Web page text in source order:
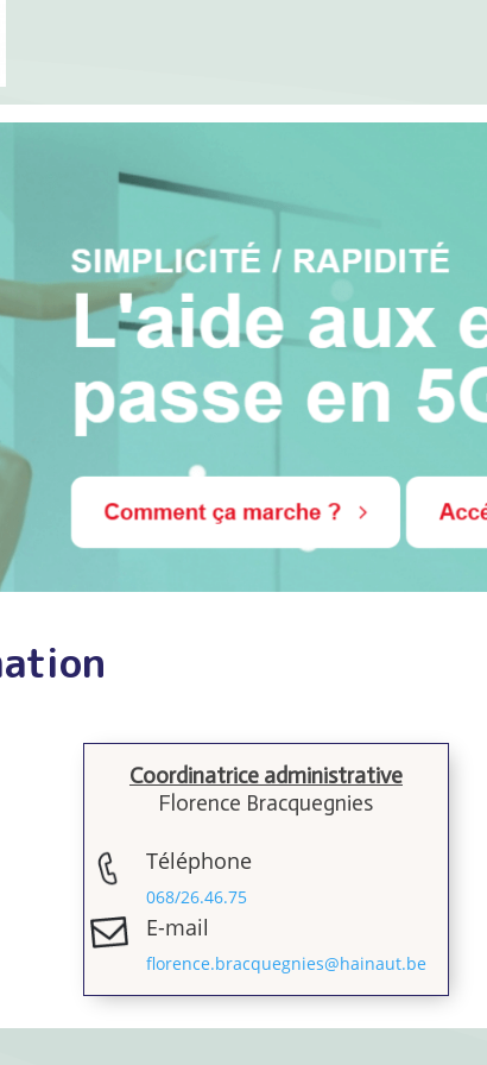
Coordinatrice administrative
Florence Bracquegnies
Téléphone
068/26.46.75
E-mail
florence.bracquegnies@hainaut.be